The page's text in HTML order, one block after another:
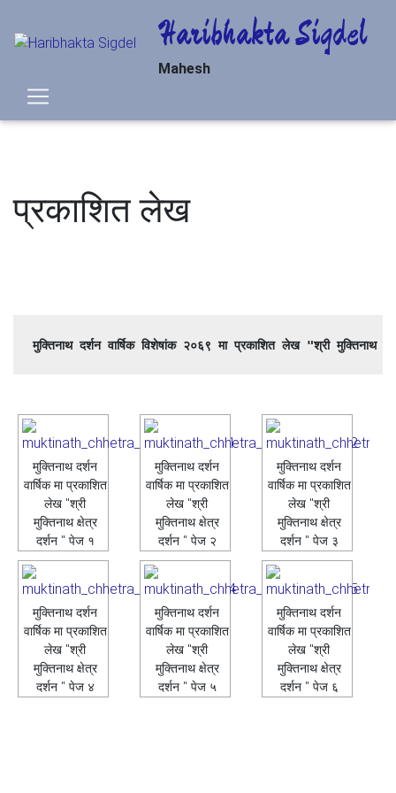
Haribhakta Sigdel
Mahesh
प्रकाशित लेख
मुक्तिनाथ दर्शन वार्षिक विशेषांक २०६९ मा प्रकाशित लेख "श्री मुक्तिनाथ
मुक्तिनाथ दर्शन
वार्षिक मा प्रकाशित
लेख "श्री
मुक्तिनाथ क्षेत्र
दर्शन " पेज १
मुक्तिनाथ दर्शन
वार्षिक मा प्रकाशित
लेख "श्री
मुक्तिनाथ क्षेत्र
दर्शन " पेज २
मुक्तिनाथ दर्शन
वार्षिक मा प्रकाशित
लेख "श्री
मुक्तिनाथ क्षेत्र
दर्शन " पेज ३
मुक्तिनाथ दर्शन
वार्षिक मा प्रकाशित
लेख "श्री
मुक्तिनाथ क्षेत्र
दर्शन " पेज ४
मुक्तिनाथ दर्शन
वार्षिक मा प्रकाशित
लेख "श्री
मुक्तिनाथ क्षेत्र
दर्शन " पेज ५
मुक्तिनाथ दर्शन
वार्षिक मा प्रकाशित
लेख "श्री
मुक्तिनाथ क्षेत्र
दर्शन " पेज ६